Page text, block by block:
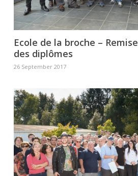
Ecole de la broche – Remise
des diplômes
26 September 2017